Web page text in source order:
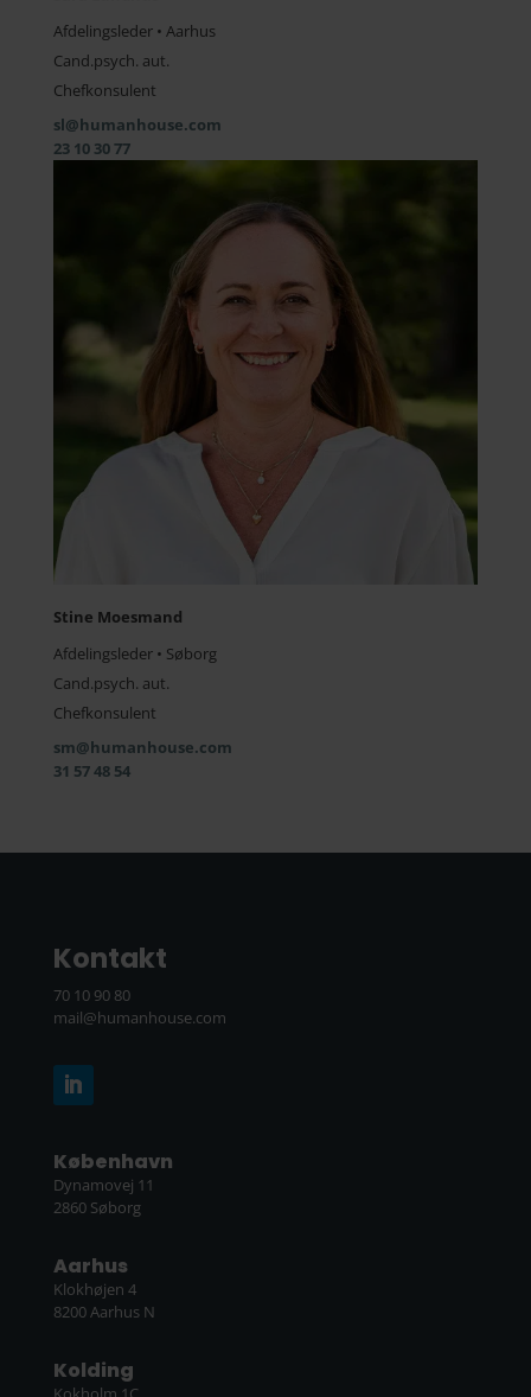
Stine Moesmand
Afdelingsleder • Søborg
Cand.psych. aut.
Chefkonsulent
sm@humanhouse.com
31 57 48 54
Afdelingsleder • Aarhus
Cand.psych. aut.
Chefkonsulent
sl@humanhouse.com
23 10 30 77
Kontakt
70 10 90 80
mail@humanhouse.com
København
Dynamovej 11
2860 Søborg
Aarhus
Klokhøjen 4
8200 Aarhus N
Kolding